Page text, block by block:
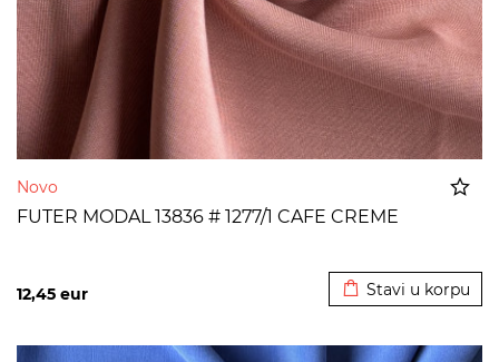
Novo
FUTER MODAL 13836 # 1277/1 CAFE CREME
12,45 eur Stavi u korpu